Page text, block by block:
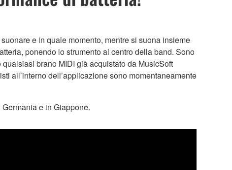
e in quale momento, mentre si suona insieme
ponendo lo strumento al centro della band. Sono
brano MIDI già acquistato da MusicSoft
all’interno dell’applicazione sono momentaneamente
e in Giappone.